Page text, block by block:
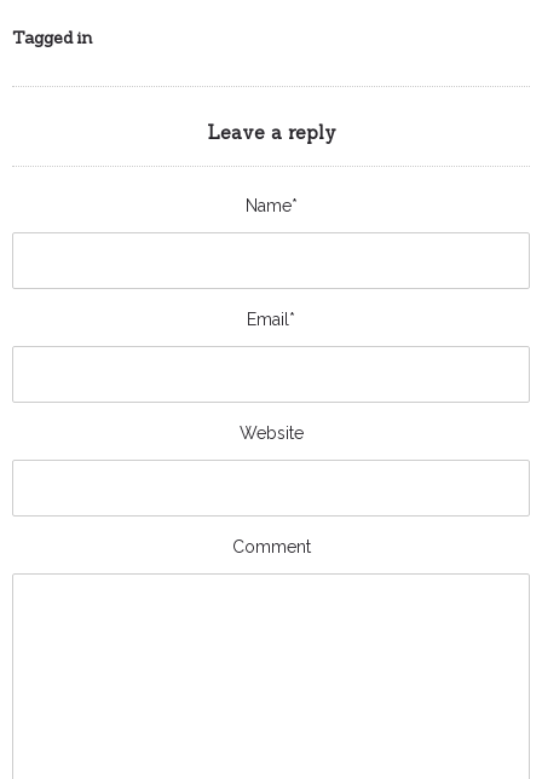
Tagged in
Leave a reply
Name*
Email*
Website
Comment